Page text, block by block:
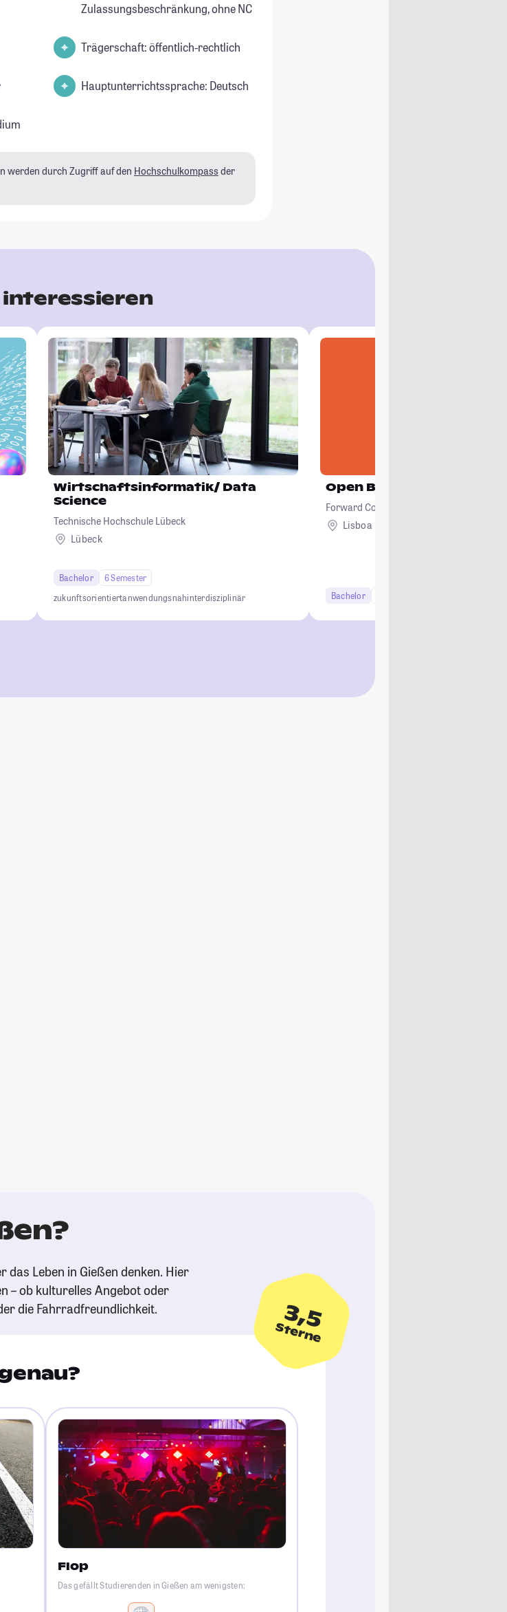
Zulassungsbeschränkung, ohne NC
Trägerschaft: öffentlich-rechtlich
Hauptunterrichtssprache: Deutsch
werden durch Zugriff auf den Hochschulkompass der
interessieren
Wirtschaftsinformatik/ Data
Science
Technische Hochschule Lübeck
Lübeck
Bachelor
6 Semester
zukunftsorientiertanwendungsnahinterdisziplinär
Open Bachelor's
Forward College
Lisboa
Bachelor
Leben in Gießen denken. Hier
– ob kulturelles Angebot oder
die Fahrradfreundlichkeit.
3,5
Sterne
Flop
Das gefällt Studierenden in Gießen am wenigsten: